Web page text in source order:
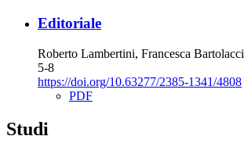
Editoriale
Roberto Lambertini, Francesca Bartolacci
5-8
https://doi.org/10.63277/2385-1341/4808
PDF
Studi